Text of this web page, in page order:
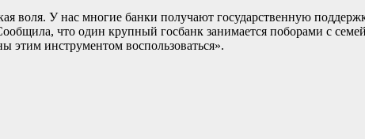
воля. У нас многие банки получают государственную
что один крупный госбанк занимается поборами с
инструментом воспользоваться».